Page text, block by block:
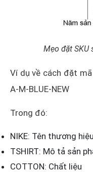
Mẹo đặt SKU
Ví dụ về cách đặt mã
A-M-BLUE-NEW
Trong đó:
NIKE: Tên thương hiệu
TSHIRT: Mô tả sản
COTTON: Chất liệu